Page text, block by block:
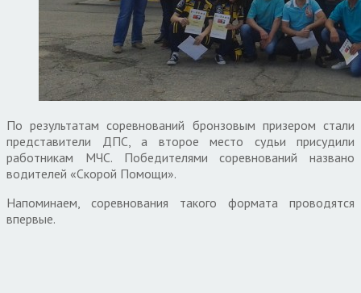
По результатам соревнований бронзовым призером стали
представители ДПС, а второе место судьи присудили
работникам МЧС. Победителями соревнований названо
водителей «Скорой Помощи».
Напоминаем, соревнования такого формата проводятся
впервые.